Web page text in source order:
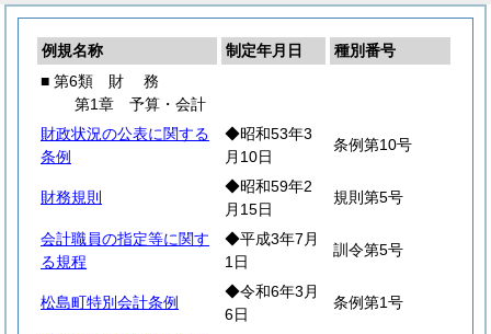
例規名称 制定年月日
種別番号
■ 第6類 財 務
第1章 予算・会計
財政状況の公表に関する
条例
◆昭和53年3
月10日
条例第10号
財務規則
◆昭和59年2
月15日
規則第5号
会計職員の指定等に関す
る規程
◆平成3年7月
1日
訓令第5号
松島町特別会計条例
◆令和6年3月
6日
条例第1号